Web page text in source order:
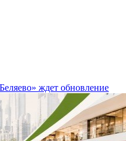
ждет обновление